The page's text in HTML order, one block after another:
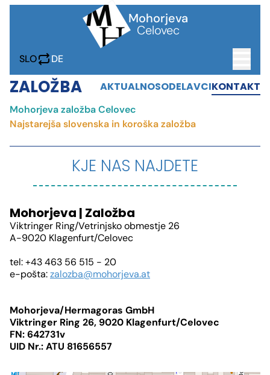
SLO DE
Mohorjeva
Celovec
IZOBRAŽEVANJE
JASLI • VRTECLJUDSKA ŠOLA
ŠTUDENTI
FORUM SLOVENICUM
KNJIGE
DIGITALNI ARHIV UČBENIKI
PROJEKTI
AKTUALNO
CAR2GO!
AKTUALNO
LINGUA
AKTUALNO
DIGI4YOUTH
UMETNIŠKA ZBIRKASPREAD KARAWANKS
Arhiv
GEMEINSAM - SKUPNO
KONTAKT
Viktringer Ring 26, 9020 Celovec
office@mohorjeva.at
ZALOŽBA AKTUALNOSODELAVCIKONTAKT
Mohorjeva založba Celovec
Najstarejša slovenska in koroška založba
KJE NAS NAJDETE
Mohorjeva | Založba
Viktringer Ring/Vetrinjsko obmestje 26
A-9020 Klagenfurt/Celovec
tel: +43 463 56 515 - 20
e-pošta:zalozba@mohorjeva.at
Mohorjeva/Hermagoras GmbH
Viktringer Ring 26, 9020 Klagenfurt/Celovec
FN: 642731v
UID Nr.: ATU 81656557